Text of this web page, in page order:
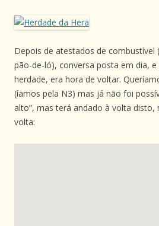
Depois de atestados de combustível
pão-de-ló), conversa posta em dia,
herdade, era hora de voltar.
(íamos pela N3) mas já não foi
alto”, mas terá andado à volta disto,
volta: